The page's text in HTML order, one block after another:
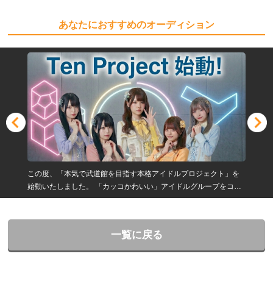
あなたにおすすめのオーディション
この度、「本気で武道館を目指す本格アイドルプロジェクト」を
始動いたしました。 「カッコかわいい」アイドルグループをコン
セプトに、初期メンバーとして活躍したい方を募集！
一覧に戻る